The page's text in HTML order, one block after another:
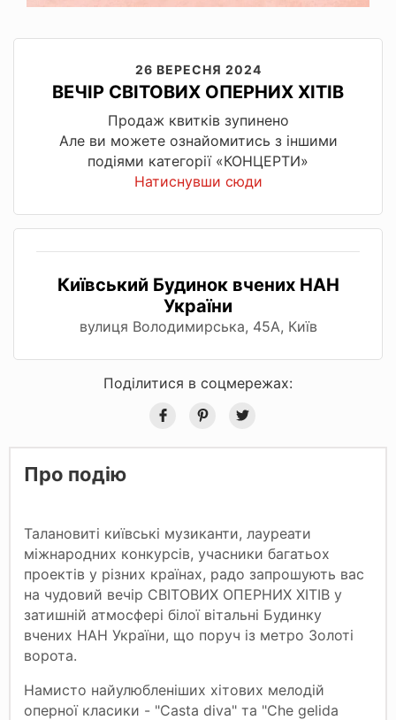
26 ВЕРЕСНЯ 2024
ВЕЧІР СВІТОВИХ ОПЕРНИХ ХІТІВ
Продаж квитків зупинено
Але ви можете ознайомитись з іншими
подіями категорії «КОНЦЕРТИ»
Натиснувши сюди
Київський Будинок вчених НАН
України
вулиця Володимирська, 45А, Київ
Поділитися в соцмережах:
Про подію
Талановиті київські музиканти, лауреати
міжнародних конкурсів, учасники багатьох
проектів у різних країнах, радо запрошують вас
на чудовий вечір СВІТОВИХ ОПЕРНИХ ХІТІВ у
затишній атмосфері білої вітальні Будинку
вчених НАН України, що поруч із метро Золоті
ворота.
Намисто найулюбленіших хітових мелодій
оперної класики - "Сasta diva" та "Сhe gelida